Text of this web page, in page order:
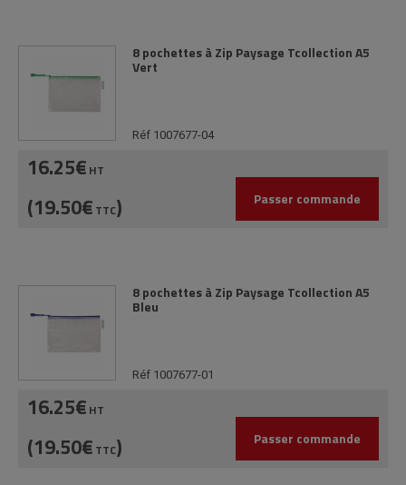
8 pochettes à Zip Paysage Tcollection A5
Vert
Réf 1007677-04
16.25€ HT
(19.50€ TTC) Passer commande
8 pochettes à Zip Paysage Tcollection A5
Bleu
Réf 1007677-01
16.25€ HT
(19.50€ TTC) Passer commande